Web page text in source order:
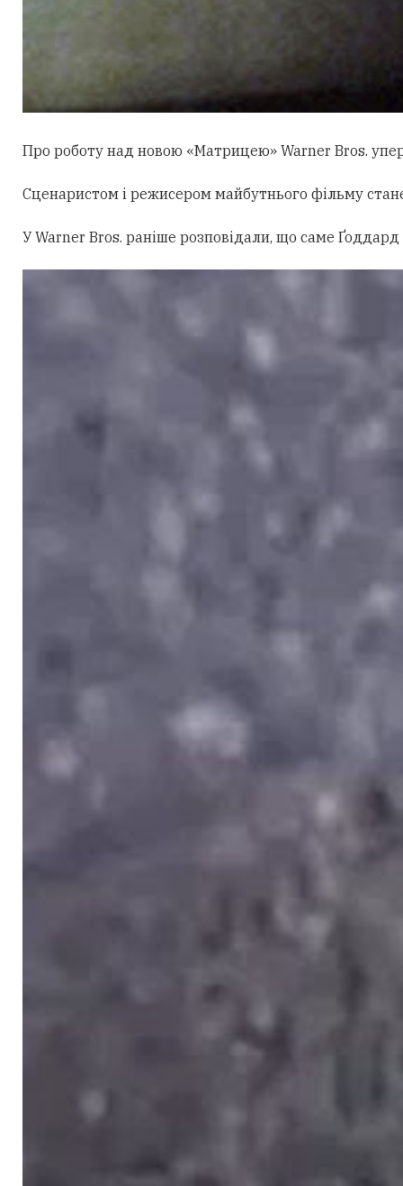
Про роботу над новою «Матрицею» Warner Bros.
Сценаристом і режисером майбутнього фільму
У Warner Bros. раніше розповідали, що саме